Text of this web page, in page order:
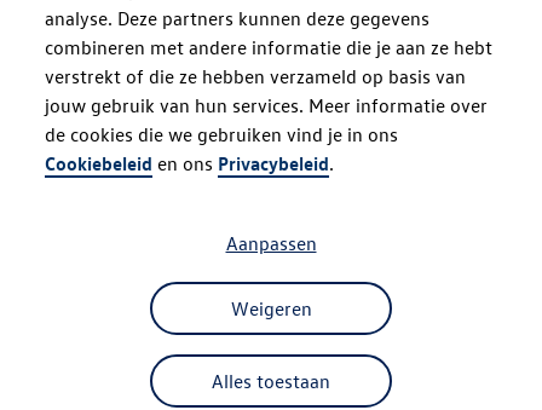
analyse. Deze partners kunnen deze gegevens
combineren met andere informatie die je aan ze hebt
verstrekt of die ze hebben verzameld op basis van
jouw gebruik van hun services. Meer informatie over
de cookies die we gebruiken vind je in ons
Cookiebeleid en ons Privacybeleid.
Alles toestaan
Weigeren
Aanpassen
Oops!
Something went wrong. Please try
refreshing the app
Refresh